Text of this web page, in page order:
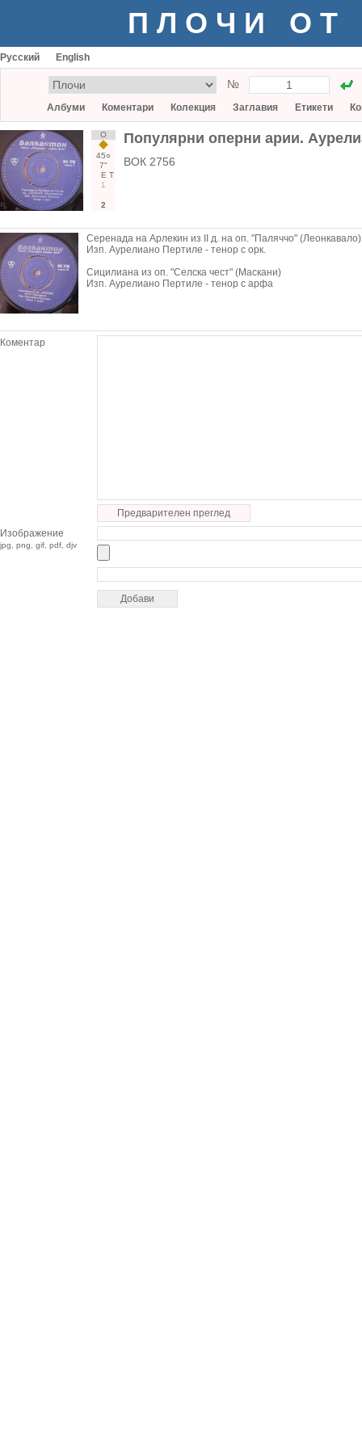
ПЛОЧИ ОТ
Русский English
№
Албуми Коментари Колекция Заглавия Етикети
О
45○
7"
Е Т
1
2
Популярни оперни арии.
ВОК 2756
Серенада на Арлекин из II д. на оп. "Паляччо" (Леонкавало)
Изп. Аурелиано Пертиле - тенор с орк.
Сицилиана из оп. "Селска чест" (Маскани)
Изп. Аурелиано Пертиле - тенор с арфа
Коментар
Предварителен преглед
Изображение
jpg, png, gif, pdf, djv